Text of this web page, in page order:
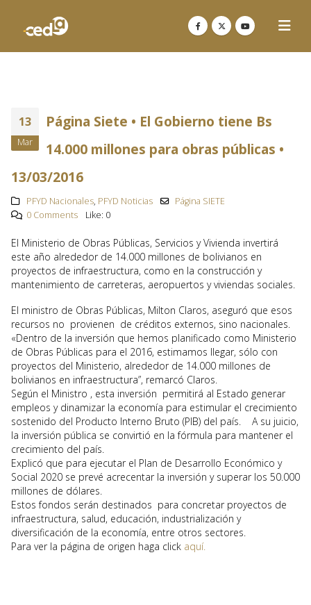
13
Mar
Página Siete • El Gobierno tiene Bs
14.000 millones para obras públicas •
13/03/2016
PFYD Nacionales, PFYD Noticias
Página SIETE
0 Comments
Like: 0
El Ministerio de Obras Públicas, Servicios y Vivienda invertirá
este año alrededor de 14.000 millones de bolivianos en
proyectos de infraestructura, como en la construcción y
mantenimiento de carreteras, aeropuertos y viviendas sociales.
El ministro de Obras Públicas, Milton Claros, aseguró que esos
recursos no provienen de créditos externos, sino nacionales.
«Dentro de la inversión que hemos planificado como Ministerio
de Obras Públicas para el 2016, estimamos llegar, sólo con
proyectos del Ministerio, alrededor de 14.000 millones de
bolivianos en infraestructura”, remarcó Claros.
Según el Ministro , esta inversión permitirá al Estado generar
empleos y dinamizar la economía para estimular el crecimiento
sostenido del Producto Interno Bruto (PIB) del país. A su juicio,
la inversión pública se convirtió en la fórmula para mantener el
crecimiento del país.
Explicó que para ejecutar el Plan de Desarrollo Económico y
Social 2020 se prevé acrecentar la inversión y superar los 50.000
millones de dólares.
Estos fondos serán destinados para concretar proyectos de
infraestructura, salud, educación, industrialización y
diversificación de la economía, entre otros sectores.
Para ver la página de origen haga click aquí.